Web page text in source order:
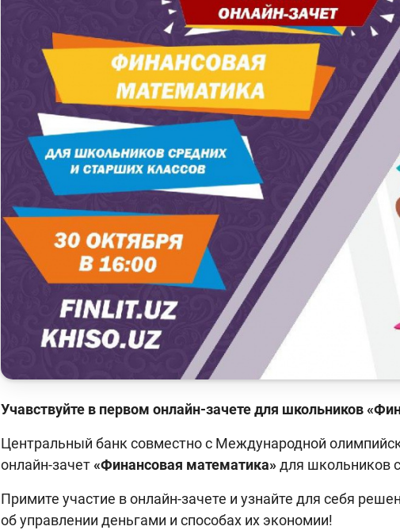
Денежно-кредитная
политика и ее
элементы
Предпринимательство
Исламское
Учавствуйте в первом онлайн-зачете для школьников
Центральный банк совместно с Международной
онлайн-зачет«Финансовая математика»для школьников
Примите участие в онлайн-зачете и узнайте для себя
об управлении деньгами и способах их экономии!